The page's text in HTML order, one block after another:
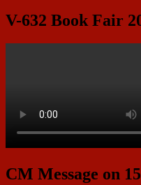
V-632 Book Fair
CM Message on